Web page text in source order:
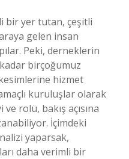
bir yer tutan, çeşitli
gelen insan
Peki, derneklerin
birçoğumuz
hizmet
kuruluşlar olarak
rolü, bakış açısına
İçimdeki
yaparsak,
daha verimli bir